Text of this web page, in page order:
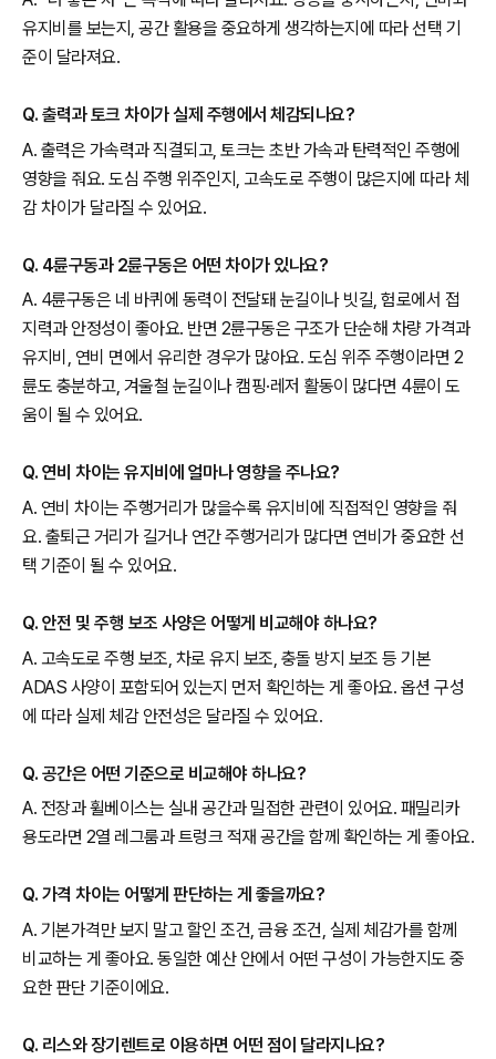
유지비를 보는지, 공간 활용을 중요하게 생각하는지에 따라 선택 기
준이 달라져요.
Q. 출력과 토크 차이가 실제 주행에서 체감되나요?
A. 출력은 가속력과 직결되고, 토크는 초반 가속과 탄력적인 주행에
영향을 줘요. 도심 주행 위주인지, 고속도로 주행이 많은지에 따라 체
감 차이가 달라질 수 있어요.
Q. 4륜구동과 2륜구동은 어떤 차이가 있나요?
A. 4륜구동은 네 바퀴에 동력이 전달돼 눈길이나 빗길, 험로에서 접
지력과 안정성이 좋아요. 반면 2륜구동은 구조가 단순해 차량 가격과
유지비, 연비 면에서 유리한 경우가 많아요. 도심 위주 주행이라면 2
륜도 충분하고, 겨울철 눈길이나 캠핑·레저 활동이 많다면 4륜이 도
움이 될 수 있어요.
Q. 연비 차이는 유지비에 얼마나 영향을 주나요?
A. 연비 차이는 주행거리가 많을수록 유지비에 직접적인 영향을 줘
요. 출퇴근 거리가 길거나 연간 주행거리가 많다면 연비가 중요한 선
택 기준이 될 수 있어요.
Q. 안전 및 주행 보조 사양은 어떻게 비교해야 하나요?
A. 고속도로 주행 보조, 차로 유지 보조, 충돌 방지 보조 등 기본
ADAS 사양이 포함되어 있는지 먼저 확인하는 게 좋아요. 옵션 구성
에 따라 실제 체감 안전성은 달라질 수 있어요.
Q. 공간은 어떤 기준으로 비교해야 하나요?
A. 전장과 휠베이스는 실내 공간과 밀접한 관련이 있어요. 패밀리카
용도라면 2열 레그룸과 트렁크 적재 공간을 함께 확인하는 게 좋아요.
Q. 가격 차이는 어떻게 판단하는 게 좋을까요?
A. 기본가격만 보지 말고 할인 조건, 금융 조건, 실제 체감가를 함께
비교하는 게 좋아요. 동일한 예산 안에서 어떤 구성이 가능한지도 중
요한 판단 기준이에요.
Q. 리스와 장기렌트로 이용하면 어떤 점이 달라지나요?